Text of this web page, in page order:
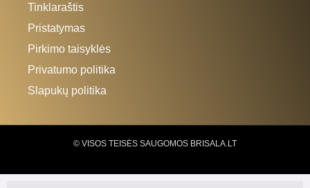
Tinklaraštis
Pristatymas
Pirkimo taisyklės
Privatumo politika
Slapukų politika
© VISOS TEISĖS SAUGOMOS BRISALA.LT